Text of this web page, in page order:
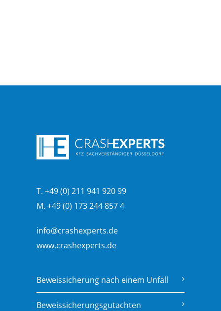
T. +49 (0) 211 941 920 99
M. +49 (0) 173 244 857 4
info@crashexperts.de
www.crashexperts.de
Beweissicherung nach einem Unfall
Beweissicherungsgutachten